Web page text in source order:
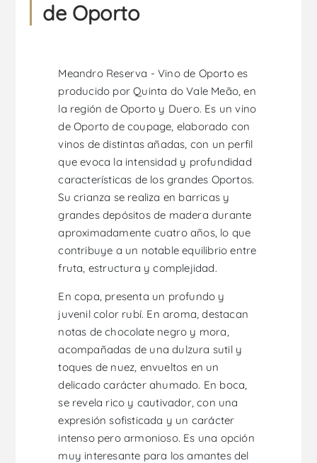
de Oporto
Meandro Reserva - Vino de Oporto es
producido por Quinta do Vale Meão, en
la región de Oporto y Duero. Es un vino
de Oporto de coupage, elaborado con
vinos de distintas añadas, con un perfil
que evoca la intensidad y profundidad
características de los grandes Oportos.
Su crianza se realiza en barricas y
grandes depósitos de madera durante
aproximadamente cuatro años, lo que
contribuye a un notable equilibrio entre
fruta, estructura y complejidad.
En copa, presenta un profundo y
juvenil color rubí. En aroma, destacan
notas de chocolate negro y mora,
acompañadas de una dulzura sutil y
toques de nuez, envueltos en un
delicado carácter ahumado. En boca,
se revela rico y cautivador, con una
expresión sofisticada y un carácter
intenso pero armonioso. Es una opción
muy interesante para los amantes del